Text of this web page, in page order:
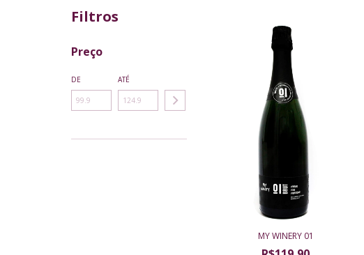
Filtros
Preço
DE ATÉ
MY WINERY 01